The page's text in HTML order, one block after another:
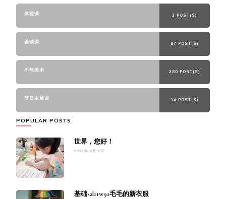
体验课 2 POST(S)
基础课 87 POST(S)
小熊美术 280 POST(S)
节日主题课 34 POST(S)
POPULAR POSTS
世界，您好！
2022年 9月 2日
基础s2l11w91毛毛的新衣服